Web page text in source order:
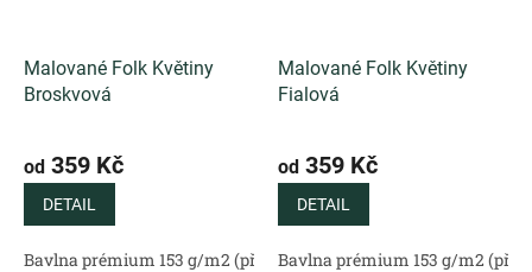
Malované Folk Květiny
Broskvová
od 359 Kč
DETAIL
Bavlna prémium 153 g/m2 (přírodní) Bavlněný satén 130 g/
Malované Folk Květiny
Fialová
od 359 Kč
DETAIL
Bavlna prémium 153 g/m2